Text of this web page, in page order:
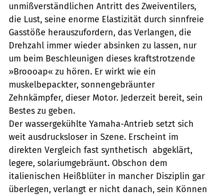
unmißverständlichen Antritt des Zweiventilers,
die Lust, seine enorme Elastizität durch sinnfreie
Gasstöße herauszufordern, das Verlangen, die
Drehzahl immer wieder absinken zu lassen, nur
um beim Beschleunigen dieses kraftstrotzende
»Broooap« zu hören. Er wirkt wie ein
muskelbepackter, sonnengebräunter
Zehnkämpfer, dieser Motor. Jederzeit bereit, sein
Bestes zu geben.
Der wassergekühlte Yamaha-Antrieb setzt sich
weit ausdrucksloser in Szene. Erscheint im
direkten Vergleich fast synthetisch  abgeklärt,
legere, solariumgebräunt. Obschon dem
italienischen Heißblüter in mancher Disziplin gar
überlegen, verlangt er nicht danach, sein Können